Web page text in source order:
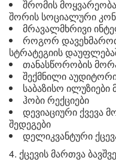
შრომის
შორის სოციალური
მრავალმხრივი
როგორ დავეხმაროთ
სტრატეგიის
თანასწორობის
შექმნილი
საბაზისო
ჰობი რექციები
დევიაციური ქვევა
შედეგები
დელიკვანტური
4. ქცევის მართვა